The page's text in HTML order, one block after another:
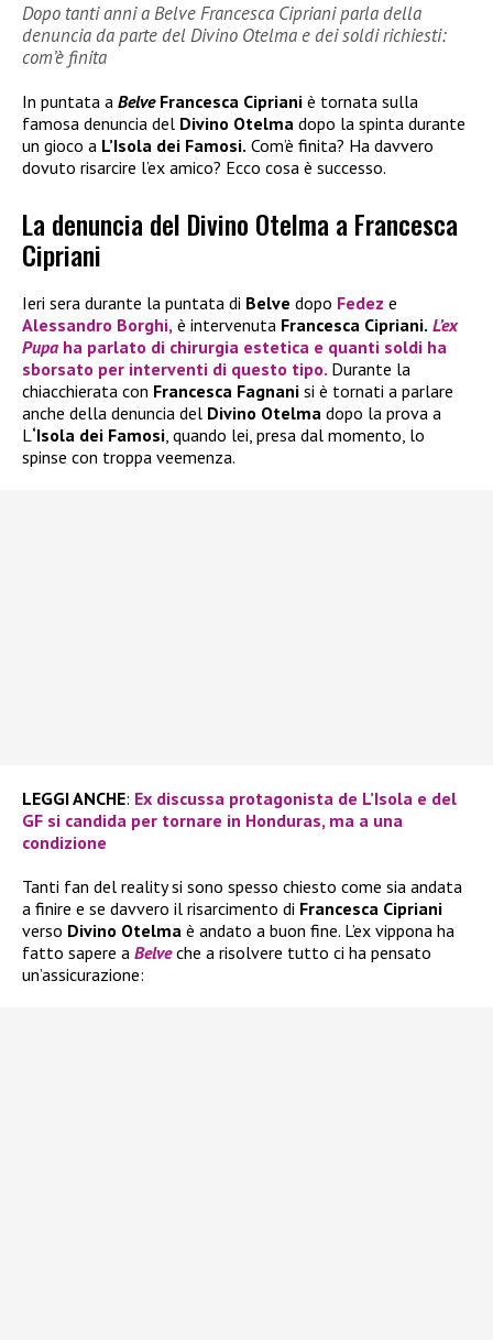
Dopo tanti anni a Belve Francesca Cipriani parla della
denuncia da parte del Divino Otelma e dei soldi richiesti:
com’è finita
In puntata a Belve Francesca Cipriani è tornata sulla
famosa denuncia del Divino Otelma dopo la spinta durante
un gioco a L’Isola dei Famosi. Com’è finita? Ha davvero
dovuto risarcire l’ex amico? Ecco cosa è successo.
La denuncia del Divino Otelma a Francesca
Cipriani
Ieri sera durante la puntata di Belve dopo Fedez e
Alessandro Borghi, è intervenuta Francesca Cipriani. L’ex
Pupa ha parlato di chirurgia estetica e quanti soldi ha
sborsato per interventi di questo tipo. Durante la
chiacchierata con Francesca Fagnani si è tornati a parlare
anche della denuncia del Divino Otelma dopo la prova a
L‘Isola dei Famosi , quando lei, presa dal momento, lo
spinse con troppa veemenza.
LEGGI ANCHE: Ex discussa protagonista de L’Isola e del
GF si candida per tornare in Honduras, ma a una
condizione
Tanti fan del reality si sono spesso chiesto come sia andata
a finire e se davvero il risarcimento di Francesca Cipriani
verso Divino Otelma è andato a buon fine. L’ex vippona ha
fatto sapere a Belveche a risolvere tutto ci ha pensato
un’assicurazione: